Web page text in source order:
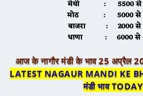
मेथी: 5500 से
मोठ
: 5000 से
बाजरा: 2000 से
धाणा: 6000 से
आज के नागौर मंडी के भाव 25 अप्रैल
LATEST NAGAUR MANDI KE
मंडी भाव TODAY